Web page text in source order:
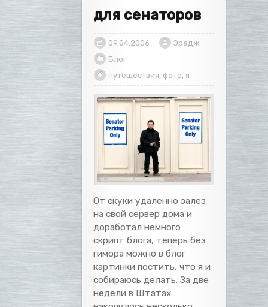
для сенаторов
09.04.2006
Эрадж
Блог
путешествия, фото, я
От скуки удаленно залез
на свой сервер дома и
доработал немного
скрипт блога, теперь без
гимора можно в блог
картинки постить, что я и
собираюсь делать. За две
недели в Штатах